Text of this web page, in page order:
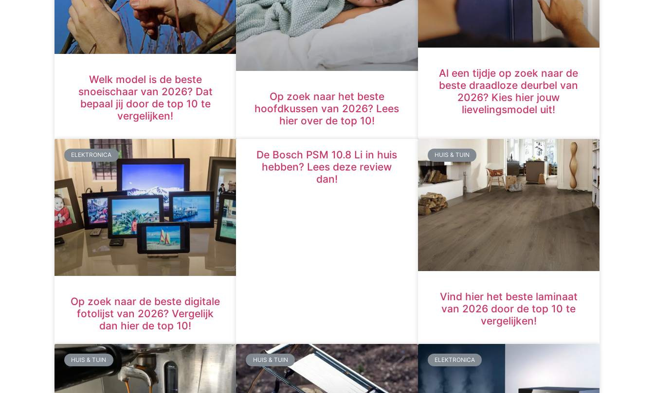
Welk model is de beste
snoeischaar van 2026? Dat
bepaal jij door de top 10 te
vergelijken!
Op zoek naar het beste
hoofdkussen van 2026? Lees
hier over de top 10!
Al een tijdje op zoek naar de
beste draadloze deurbel van
2026? Kies hier jouw
lievelingsmodel uit!
ELEKTRONICA
Op zoek naar de beste digitale
fotolijst van 2026? Vergelijk
dan hier de top 10!
De Bosch PSM 10.8 Li in huis
hebben? Lees deze review
dan!
HUIS & TUIN
Vind hier het beste laminaat
van 2026 door de top 10 te
vergelijken!
HUIS & TUIN HUIS & TUIN ELEKTRONICA